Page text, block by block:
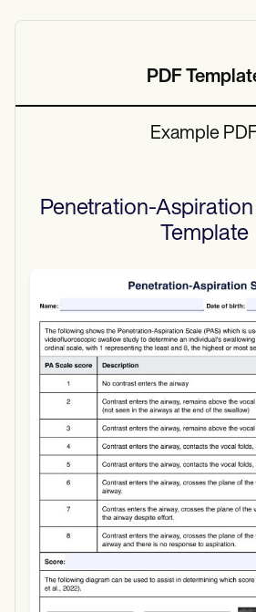
PDF
Example PDF
Penetration-Aspiration
Template
Use Template
Download